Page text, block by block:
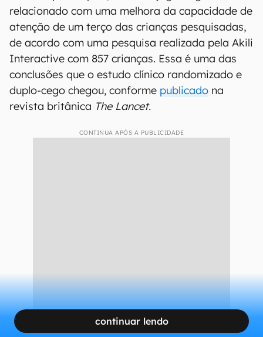
relacionado com uma melhora da capacidade de
atenção de um terço das crianças pesquisadas,
de acordo com uma pesquisa realizada pela Akili
Interactive com 857 crianças. Essa é uma das
conclusões que o estudo clínico randomizado e
duplo-cego chegou, conforme publicado na
revista britânica The Lancet.
CONTINUA APÓS A PUBLICIDADE
continuar lendo